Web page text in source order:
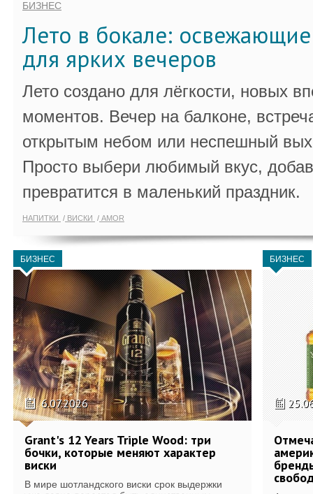
БИЗНЕС
Лето в бокале:
для ярких вечеров
Лето создано для лёгкости, новых
моментов. Вечер на балконе,
открытым небом или неспешный
Просто выбери любимый вкус,
превратится в маленький праздник.
НАПИТКИ ВИСКИ AMOR
БИЗНЕС
6.07.2026
Grant's 12 Years Triple Wood: три
бочки, которые меняют характер
виски
В мире шотландского виски срок выдержки
БИЗНЕС